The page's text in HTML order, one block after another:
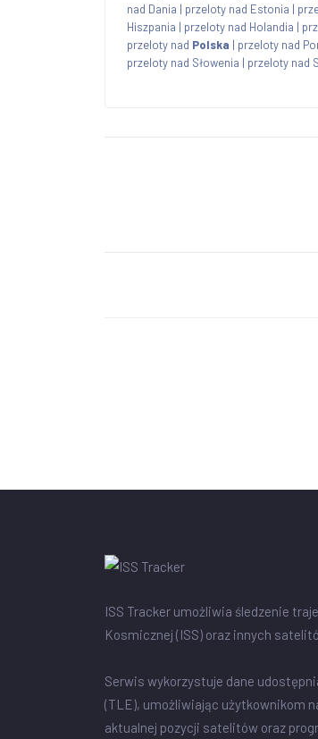
nad Dania | przeloty nad Estonia |
Hiszpania | przeloty nad Holandia |
przeloty nad Polska | przeloty nad
przeloty nad Słowenia | przeloty nad
ISS Tracker umożliwia śledzenie
Kosmicznej (ISS) oraz innych
Serwis wykorzystuje dane
(TLE), umożliwiając użytkownikom
aktualnej pozycji satelitów oraz